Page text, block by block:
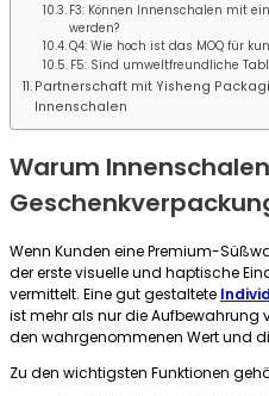
F3: Können Innenschalen mit
werden?
Q4: Wie hoch ist das MOQ für
F5: Sind umweltfreundliche
Partnerschaft mit Yisheng
Innenschalen
Warum
Wenn Kunden eine Premium-
der erste visuelle und haptische
vermittelt. Eine gut gestaltete
ist mehr als nur die Aufbewahrung
den wahrgenommenen Wert und
Zu den wichtigsten Funktionen